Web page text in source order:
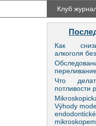
Клуб
Как
алкоголя
Что
потливости
Výhody